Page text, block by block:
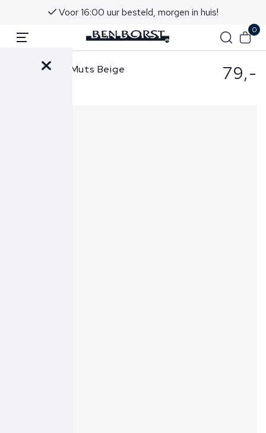
Voor 16:00 uur besteld, morgen in huis!
0
Parajumpers Muts Beige 79,-